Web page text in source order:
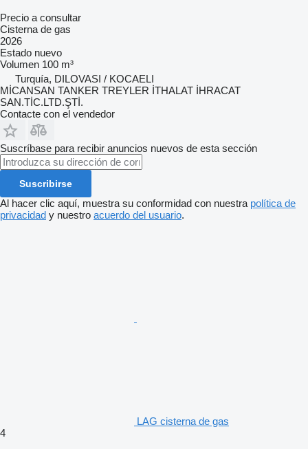
Precio a consultar
Cisterna de gas
2026
Estado nuevo
Volumen 100 m³
Turquía, DILOVASI / KOCAELI
MİCANSAN TANKER TREYLER İTHALAT İHRACAT
SAN.TİC.LTD.ŞTİ.
Contacte con el vendedor
Suscríbase para recibir anuncios nuevos de esta sección
Suscribirse
Al hacer clic aquí, muestra su conformidad con nuestra política de
privacidad y nuestro acuerdo del usuario.
LAG cisterna de gas
4